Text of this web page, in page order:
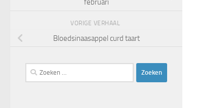
februari
VORIGE VERHAAL
Bloedsinaasappel curd taart
Zoeken
naar: